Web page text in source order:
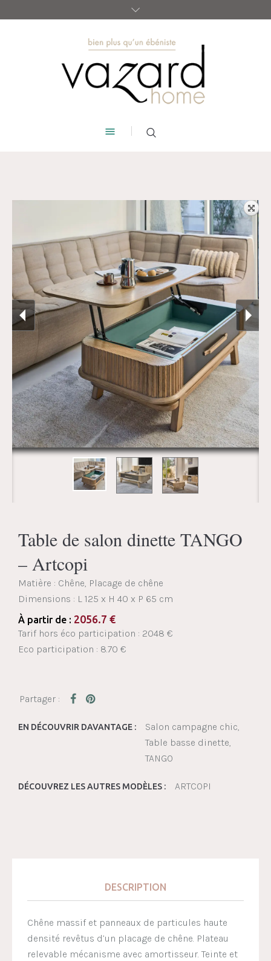
Table de salon dinette TANGO
– Artcopi
Matière : Chêne, Placage de chêne
Dimensions : L 125 x H 40 x P 65 cm
À partir de : 2056.7 €
Tarif hors éco participation : 2048 €
Eco participation : 8.70 €
EN DÉCOUVRIR DAVANTAGE :
Salon campagne chic
Table basse dinette
TANGO
DÉCOUVREZ LES AUTRES MODÈLES : ARTCOPI
DESCRIPTION
Chêne massif et panneaux de particules haute
densité revêtus d’un placage de chêne. Plateau
relevable mécanisme avec amortisseur. Teinte et